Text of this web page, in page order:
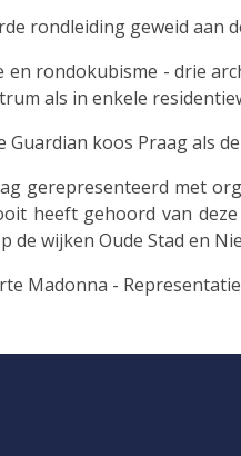
rondleiding geweid aan
en rondokubisme - drie
als in enkele
Guardian koos Praag als
gerepresenteerd met
heeft gehoord van
de wijken Oude Stad en
Madonna -